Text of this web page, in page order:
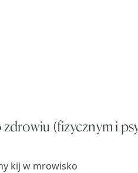
zdrowiu (fizycznym i
kij w mrowisko